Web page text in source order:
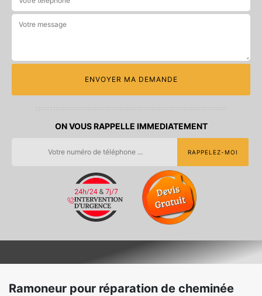
ON VOUS RAPPELLE IMMEDIATEMENT
Ramoneur pour réparation de cheminée